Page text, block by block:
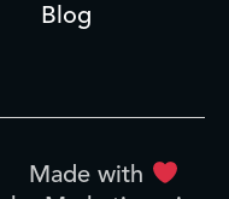
Blog
Made with